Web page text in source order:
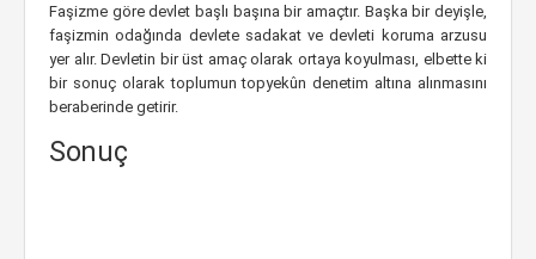
Faşizme göre devlet başlı başına bir amaçtır. Başka bir deyişle,
faşizmin odağında devlete sadakat ve devleti koruma arzusu
yer alır. Devletin bir üst amaç olarak ortaya koyulması, elbette ki
bir sonuç olarak toplumun topyekûn denetim altına alınmasını
beraberinde getirir.
Sonuç